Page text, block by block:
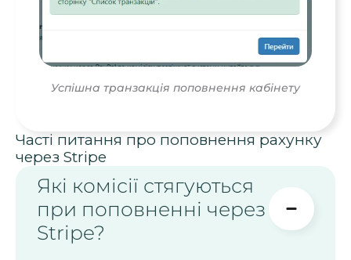
Успішна транзакція поповнення кабінету
Часті питання про поповнення рахунку
через Stripe
Які комісії стягуються
при поповненні через
Stripe?